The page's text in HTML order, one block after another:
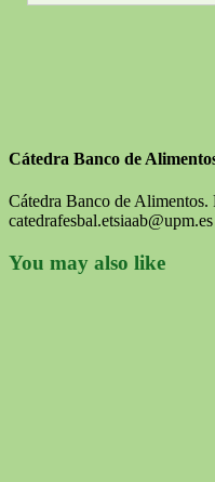
Cátedra Banco de
Cátedra Banco de
You may also like